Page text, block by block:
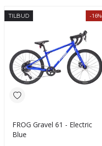
TILBUD -16%
FROG Gravel 61 - Electric
Blue